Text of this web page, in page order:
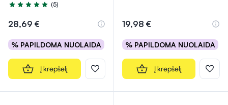
Įvertinimas 5.0 iš 5
(5)
28,69 €
% PAPILDOMA NUOLAIDA
Į krepšelį
19,98 €
% PAPILDOMA NUOLAIDA
Į krepšelį